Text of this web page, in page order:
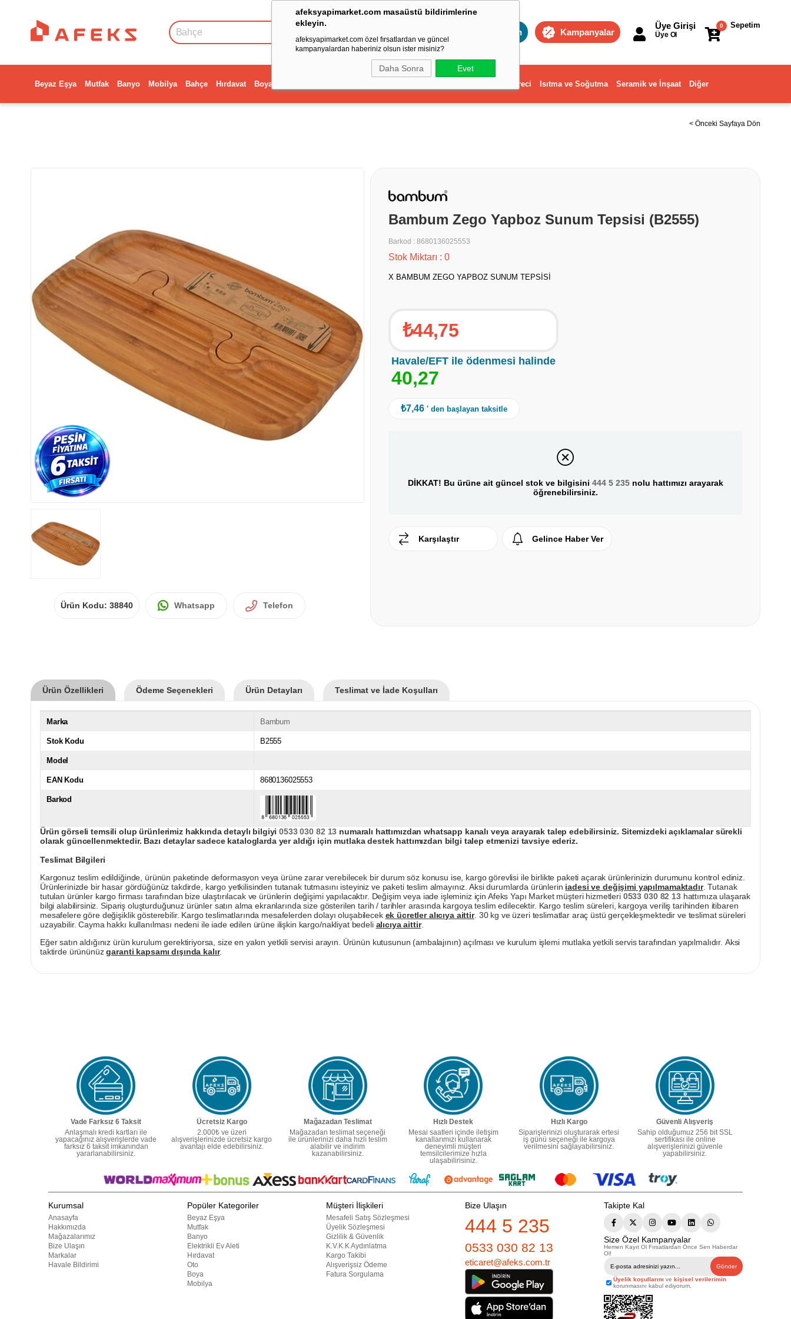
afeksyapimarket.com masaüstü bildirimlerine
ekleyin.
afeksyapimarket.com özel fırsatlardan ve güncel
kampanyalardan haberiniz olsun ister misiniz?
Daha Sonra Evet
Toptan Kampanyalar
Sepetim
0
Üye Girişi
Üye Ol
Beyaz Eşya Mutfak Banyo Mobilya Bahçe Hırdavat Boya Dekorasyon ve Ev Gereci Isıtma ve Soğutma Seramik ve İnşaat Diğer
< Önceki Sayfaya Dön
Ürün Kodu: 38840 Whatsapp Telefon
Bambum Zego Yapboz Sunum Tepsisi (B2555)
Barkod : 8680136025553
Stok Miktarı : 0
X BAMBUM ZEGO YAPBOZ SUNUM TEPSİSİ
₺44,75
Havale/EFT ile ödenmesi halinde
40,27
₺7,46 ' den başlayan taksitle
DİKKAT! Bu ürüne ait güncel stok ve bilgisini 444 5 235nolu hattımızı arayarak
öğrenebilirsiniz.
Karşılaştır Gelince Haber Ver
Ürün Özellikleri Ödeme Seçenekleri Ürün Detayları Teslimat ve İade Koşulları
Marka Bambum
Stok Kodu B2555
Model
EAN Kodu 8680136025553
Barkod
Ürün görseli temsili olup ürünlerimiz hakkında detaylı bilgiyi0533 030 82 13 numaralı hattımızdan whatsapp kanalı veya arayarak talep edebilirsiniz. Sitemizdeki açıklamalar sürekli
olarak güncellenmektedir. Bazı detaylar sadece kataloglarda yer aldığı için mutlaka destek hattımızdan bilgi talep etmenizi tavsiye ederiz.
Teslimat Bilgileri
Kargonuz teslim edildiğinde, ürünün paketinde deformasyon veya ürüne zarar verebilecek bir durum söz konusu ise, kargo görevlisi ile birlikte paketi açarak ürünlerinizin durumunu kontrol ediniz.
Ürünlerinizde bir hasar gördüğünüz takdirde, kargo yetkilisinden tutanak tutmasını isteyiniz ve paketi teslim almayınız. Aksi durumlarda ürünlerin iadesi ve değişimi yapılmamaktadır. Tutanak
tutulan ürünler kargo firması tarafından bize ulaştırılacak ve ürünlerin değişimi yapılacaktır. Değişim veya iade işleminiz için Afeks Yapı Market müşteri hizmetleri 0533 030 82 13hattımıza ulaşarak
bilgi alabilirsiniz. Sipariş oluşturduğunuz ürünler satın alma ekranlarında size gösterilen tarih / tarihler arasında kargoya teslim edilecektir. Kargo teslim süreleri, kargoya veriliş tarihinden itibaren
mesafelere göre değişiklik gösterebilir. Kargo teslimatlarında mesafelerden dolayı oluşabilecek ek ücretler alıcıya aittir. 30 kg ve üzeri teslimatlar araç üstü gerçekleşmektedir ve teslimat süreleri
uzayabilir. Cayma hakkı kullanılması nedeni ile iade edilen ürüne ilişkin kargo/nakliyat bedeli alıcıya aittir.
Eğer satın aldığınız ürün kurulum gerektiriyorsa, size en yakın yetkili servisi arayın. Ürünün kutusunun (ambalajının) açılması ve kurulum işlemi mutlaka yetkili servis tarafından yapılmalıdır. Aksi
taktirde ürününüzgaranti kapsamı dışında kalır.
Vade Farksız 6 Taksit
Anlaşmalı kredi kartları ile
yapacağınız alışverişlerde vade
farksız 6 taksit imkanından
yararlanabilirsiniz.
Ücretsiz Kargo
2.000₺ ve üzeri
alışverişlerinizde ücretsiz kargo
avantajı elde edebilirsiniz.
Mağazadan Teslimat
Mağazadan teslimat seçeneği
ile ürünlerinizi daha hızlı teslim
alabilir ve indirim
kazanabilirsiniz.
Hızlı Destek
Mesai saatleri içinde iletişim
kanallarımızı kullanarak
deneyimli müşteri
temsilcilerimize hızla
ulaşabilirisiniz.
Hızlı Kargo
Siparişlerinizi oluşturarak ertesi
iş günü seçeneği ile kargoya
verilmesini sağlayabilirsiniz.
Güvenli Alışveriş
Sahip olduğumuz 256 bit SSL
sertifikası ile online
alışverişlerinizi güvenle
yapabilirsiniz.
Kurumsal
Anasayfa
Hakkımızda
Mağazalarımız
Bize Ulaşın
Markalar
Havale Bildirimi
Popüler Kategoriler
Beyaz Eşya
Mutfak
Banyo
Elektrikli Ev Aleti
Hırdavat
Oto
Boya
Mobilya
Müşteri İlişkileri
Mesafeli Satış Sözleşmesi
Üyelik Sözleşmesi
Gizlilik & Güvenlik
K.V.K.K Aydınlatma
Kargo Takibi
Alışverişsiz Ödeme
Fatura Sorgulama
Bize Ulaşın
444 5 235
0533 030 82 13
eticaret@afeks.com.tr
Takipte Kal
Size Özel Kampanyalar
Hemen Kayıt Ol Fırsatlardan Önce Sen Haberdar
Ol!
Gönder
Üyelik koşullarını ve kişisel verilerimin
korunmasını kabul ediyorum.